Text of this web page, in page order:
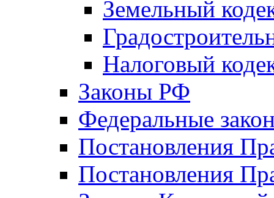
Земельный
Налоговый
Законы РФ
Федеральные
Постановления
Постановления